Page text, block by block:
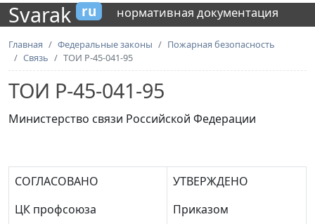
Svarak ru нормативная документация
Главная Федеральные законы
Пожарная безопасность
Связь
ТОИ Р-45-041-95
ТОИ Р-45-041-95
Министерство связи Российской Федерации
СОГЛАСОВАНО
ЦК профсоюза
УТВЕРЖДЕНО
Приказом